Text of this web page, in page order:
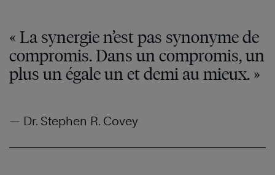
« La synergie n’est pas synonyme de
compromis. Dans un compromis, un
plus un égale un et demi au mieux. »
— Dr. Stephen R. Covey